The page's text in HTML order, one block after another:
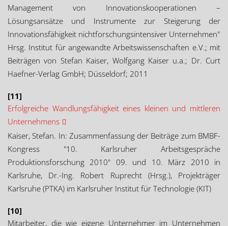
Management von Innovationskooperationen –
Lösungsansätze und Instrumente zur Steigerung der
Innovationsfähigkeit nichtforschungsintensiver Unternehmen"
Hrsg. Institut für angewandte Arbeitswissenschaften e.V.; mit
Beiträgen von Stefan Kaiser, Wolfgang Kaiser u.a.; Dr. Curt
Haefner-Verlag GmbH; Düsseldorf; 2011
[11]
Erfolgreiche Wandlungsfähigkeit eines kleinen und mittleren
Unternehmens
Kaiser, Stefan. In: Zusammenfassung der Beiträge zum BMBF-
Kongress "10. Karlsruher Arbeitsgespräche
Produktionsforschung 2010" 09. und 10. März 2010 in
Karlsruhe, Dr.-Ing. Robert Ruprecht (Hrsg.), Projekträger
Karlsruhe (PTKA) im Karlsruher Institut für Technologie (KIT)
[10]
Mitarbeiter, die wie eigene Unternehmer im Unternehmen